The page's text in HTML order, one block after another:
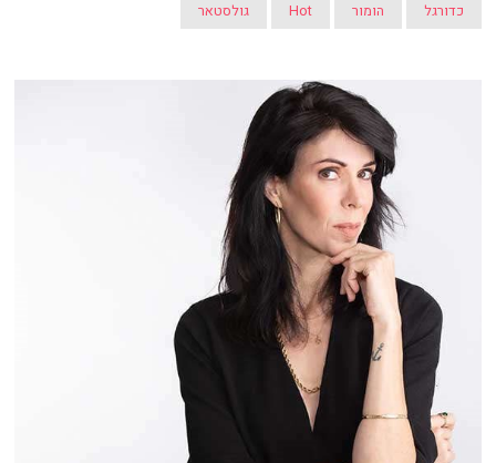
כדורגל הומור Hot גולסטאר